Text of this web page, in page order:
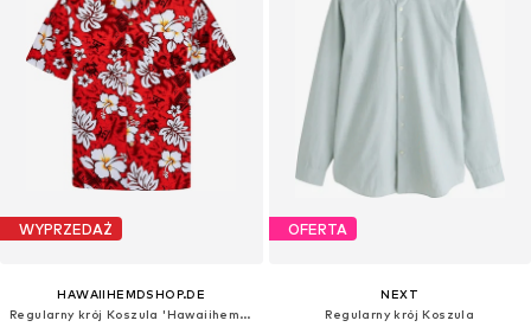
WYPRZEDAŻ
HAWAIIHEMDSHOP.DE
Regularny krój Koszula 'Hawaiihemd "Classic Flowers (red)"'
OFERTA
NEXT
Regularny krój Koszula